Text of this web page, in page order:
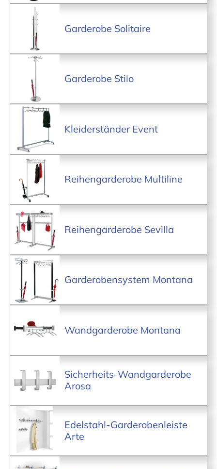
Garderobe Solitaire
Garderobe Stilo
Kleiderständer Event
Reihengarderobe Multiline
Reihengarderobe Sevilla
Garderobensystem Montana
Wandgarderobe Montana
Sicherheits-Wandgarderobe
Arosa
Edelstahl-Garderobenleiste
Arte